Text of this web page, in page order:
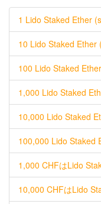
1 Lido Staked Ether
10 Lido Staked Ether
100 Lido Staked
1,000 Lido Staked
10,000 Lido Staked
100,000 Lido Staked
1,000 CHFはLido
10,000 CHFはLido